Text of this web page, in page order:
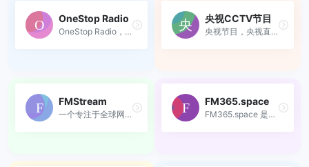
OneStop Radio
OneStop Radio，一个汇集全球...
央视CCTV节目
央视节目，央视直播在线看
FMStream
一个专注于全球网络广播电台...
FM365.space
FM365.space 是一个专注于免费资源与实用工具的极简导航站，帮你高效发现网络宝藏。